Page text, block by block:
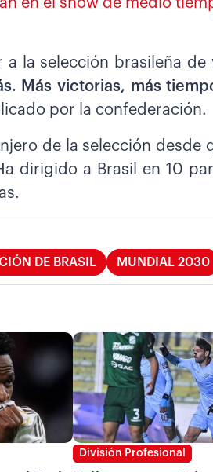
la selección brasileña de
Más victorias, más
por la confederación.
de la selección desde
dirigido a Brasil en 10
DE BRASIL MUNDIAL 2030
División Profesional